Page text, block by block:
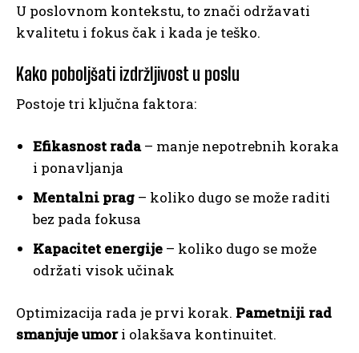
U poslovnom kontekstu, to znači održavati
kvalitetu i fokus čak i kada je teško.
Kako poboljšati izdržljivost u poslu
Postoje tri ključna faktora:
Efikasnost rada– manje nepotrebnih koraka
i ponavljanja
Mentalni prag – koliko dugo se može raditi
bez pada fokusa
Kapacitet energije – koliko dugo se može
održati visok učinak
Optimizacija rada je prvi korak. Pametniji rad
smanjuje umori olakšava kontinuitet.